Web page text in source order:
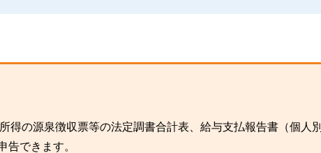
得の源泉徴収票等の法定調書合計表、給与支払報告書（個人別
告できます。